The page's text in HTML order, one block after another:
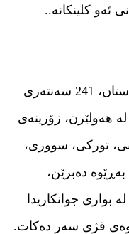
ئەو كلینكانە..
تەنها ئەوەندە نییە لە هەرێمى کوردستان، 241 سەنتەری
بە تەنیا لە هەولێرن، زۆرینەی
توركی، سووری،
دەبرێن،
بواری جوانكاریدا
قژی سەر دەكات.